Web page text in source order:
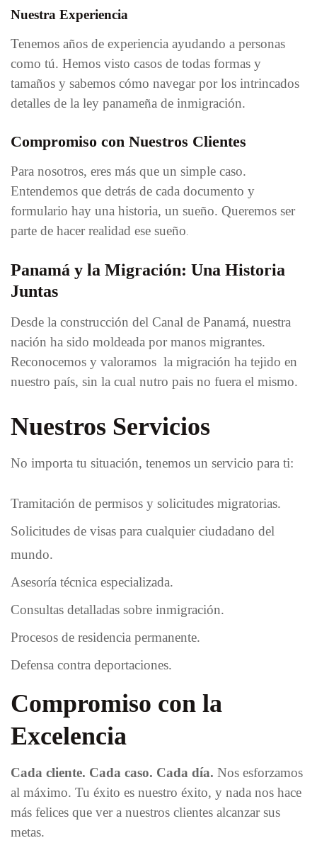
Nuestra Experiencia
Tenemos años de experiencia ayudando a personas
como tú. Hemos visto casos de todas formas y
tamaños y sabemos cómo navegar por los intrincados
detalles de la ley panameña de inmigración.
Compromiso con Nuestros Clientes
Para nosotros, eres más que un simple caso.
Entendemos que detrás de cada documento y
formulario hay una historia, un sueño. Queremos ser
parte de hacer realidad ese sueño.
Panamá y la Migración: Una Historia
Juntas
Desde la construcción del Canal de Panamá, nuestra
nación ha sido moldeada por manos migrantes.
Reconocemos y valoramos la migración ha tejido en
nuestro país, sin la cual nutro pais no fuera el mismo.
Nuestros Servicios
No importa tu situación, tenemos un servicio para ti:
Tramitación de permisos y solicitudes migratorias.
Solicitudes de visas para cualquier ciudadano del
mundo.
Asesoría técnica especializada.
Consultas detalladas sobre inmigración.
Procesos de residencia permanente.
Defensa contra deportaciones.
Compromiso con la
Excelencia
Cada cliente. Cada caso. Cada día. Nos esforzamos
al máximo. Tu éxito es nuestro éxito, y nada nos hace
más felices que ver a nuestros clientes alcanzar sus
metas.